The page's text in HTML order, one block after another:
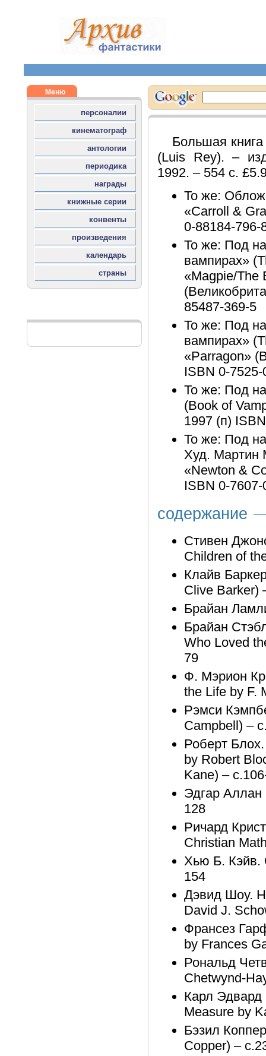
Большая
(Luis Rey). –
1992. – 554 с.
То же:
«Carroll &
0-88184-796-
То же: Под
вампирах»
«Magpie/The
85487-369-5
То же: Под
вампирах»
«Parragon»
ISBN 0-
То же: Под
(Book of
1997 (п)
То же: Под
Худ. Мартин
«Newton &
ISBN 0-7607-
содержание
Стивен
Children of
Клайв
Clive Barker)
Брайан
Брайан
Who Loved
79
Ф. Мэрион
the Life by F.
Рэмси
Campbell) –
Роберт
by Robert
Kane) –
Эдгар Аллан
128
Ричард
Christian
Хью Б. Кэйв.
154
Дэвид Шоу.
David J.
Франсез
by Frances
Рональд
Chetwynd-
Карл Эдвард
Measure by
Бэзил
Copper) –